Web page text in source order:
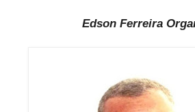
Edson Ferreira